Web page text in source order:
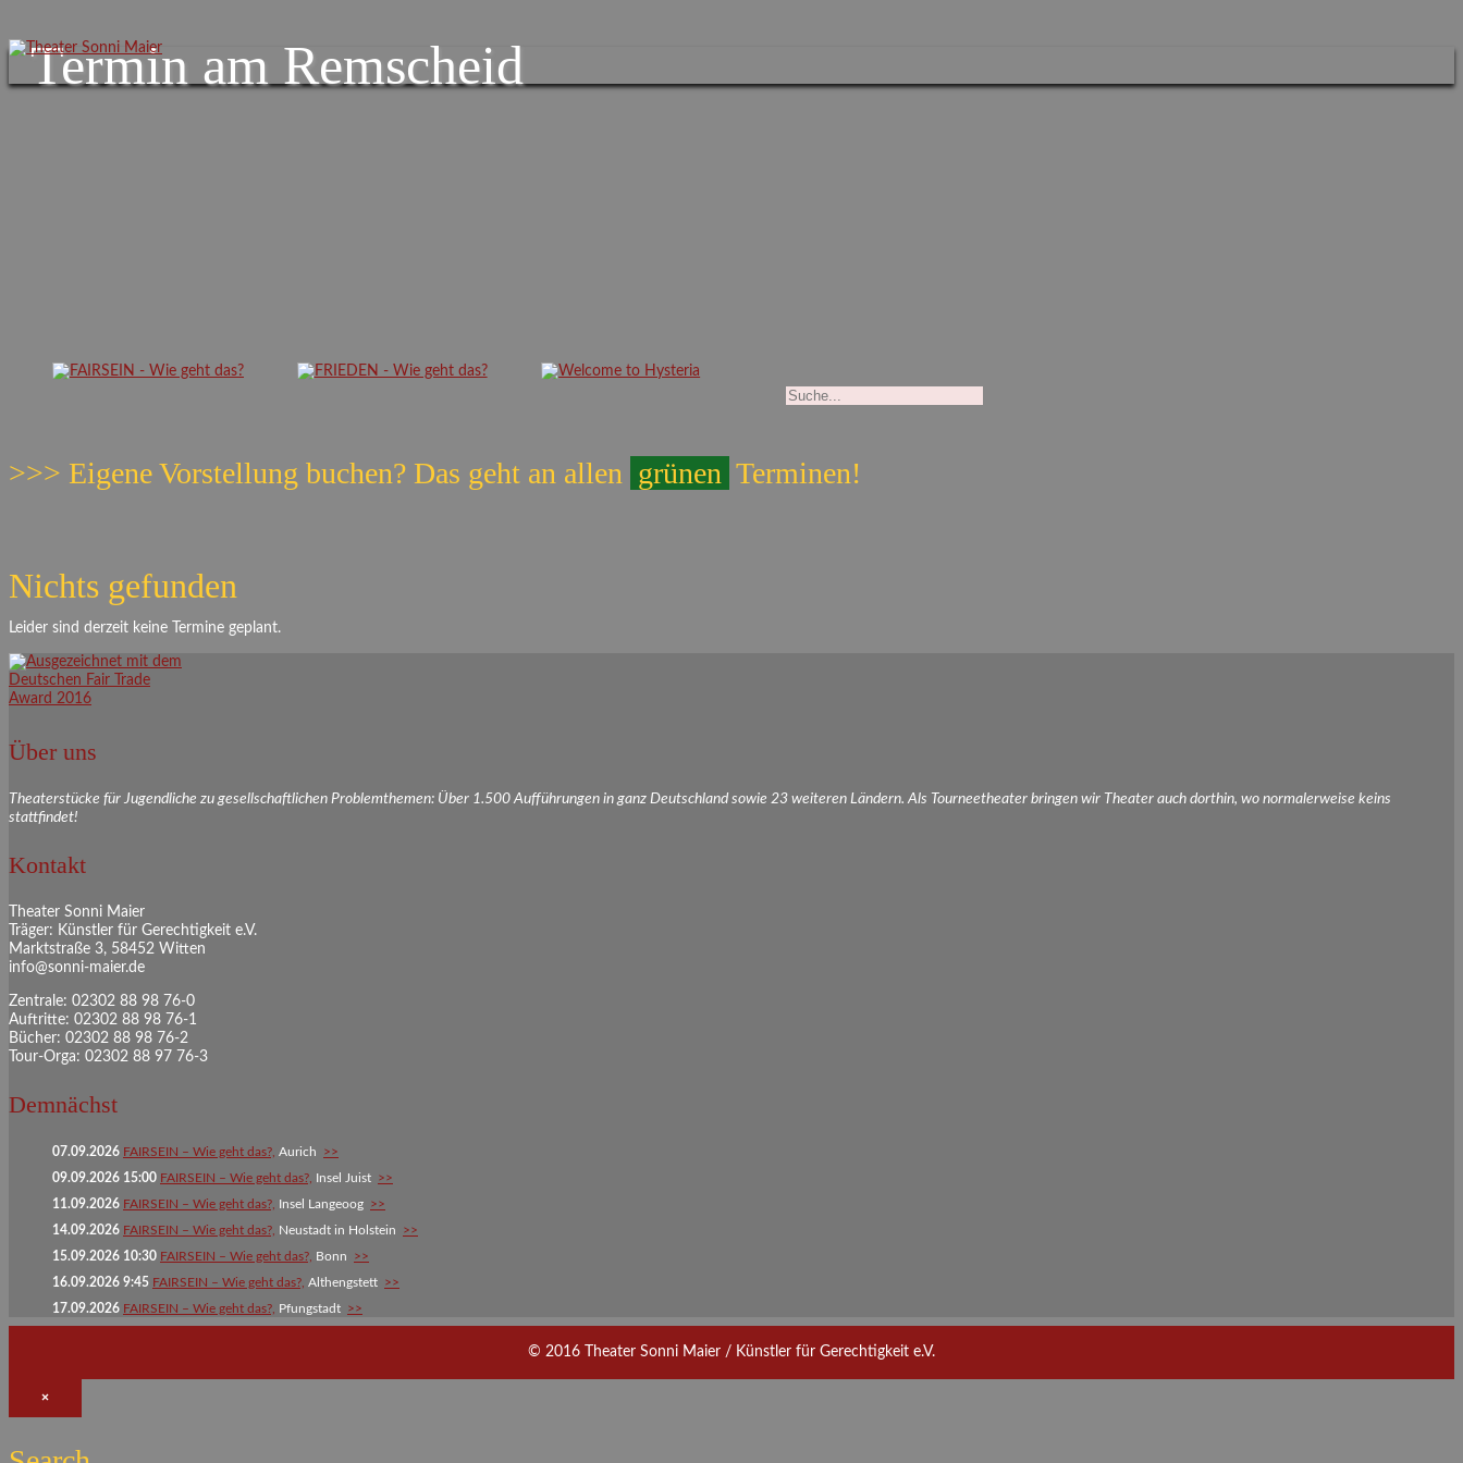
Termin am Remscheid
>>> Eigene Vorstellung buchen? Das geht an allen grünen Terminen!
Nichts gefunden
Leider sind derzeit keine Termine geplant.
Über uns
Theaterstücke für Jugendliche zu gesellschaftlichen Problemthemen: Über 1.500 Aufführungen in ganz Deutschland sowie 23 weiteren Ländern. Als Tourneetheater bringen wir Theater auch dorthin, wo normalerweise keins
stattfindet!
Kontakt
Theater Sonni Maier
Träger: Künstler für Gerechtigkeit e.V.
Marktstraße 3, 58452 Witten
info@sonni-maier.de
Zentrale: 02302 88 98 76-0
Auftritte: 02302 88 98 76-1
Bücher: 02302 88 98 76-2
Tour-Orga: 02302 88 97 76-3
Demnächst
07.09.2026 FAIRSEIN – Wie geht das?, Aurich >>
09.09.2026 15:00 FAIRSEIN – Wie geht das?, Insel Juist >>
11.09.2026 FAIRSEIN – Wie geht das?, Insel Langeoog >>
14.09.2026 FAIRSEIN – Wie geht das?, Neustadt in Holstein >>
15.09.2026 10:30 FAIRSEIN – Wie geht das?, Bonn >>
16.09.2026 9:45 FAIRSEIN – Wie geht das?, Althengstett >>
17.09.2026 FAIRSEIN – Wie geht das?, Pfungstadt >>
© 2016 Theater Sonni Maier / Künstler für Gerechtigkeit e.V.
×